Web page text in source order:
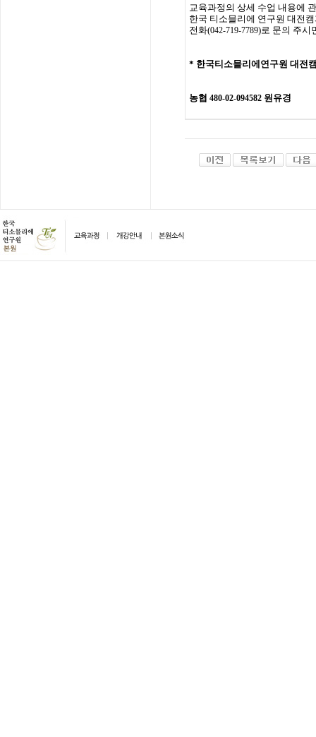
교육과정의 상세 수업 내용에
한국 티소믈리에 연구원 대전
전화(042-719-7789)로 문의 주시
* 한국티소믈리에연구원 대전
농협 480-02-094582 원유경